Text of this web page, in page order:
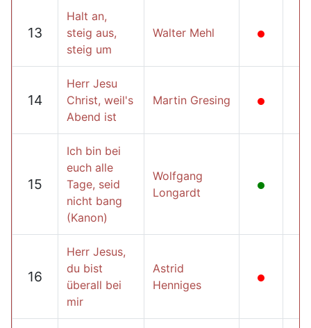
13
Halt an,
steig aus,
steig um
Walter Mehl
14
Herr Jesu
Christ, weil's
Abend ist
Martin Gresing
15
Ich bin bei
euch alle
Tage, seid
nicht bang
(Kanon)
Wolfgang
Longardt
16
Herr Jesus,
du bist
überall bei
mir
Astrid
Henniges